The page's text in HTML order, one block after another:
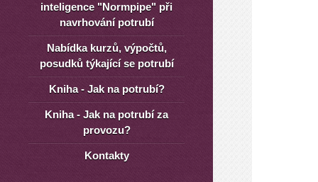
inteligence "Normpipe" při
navrhování potrubí
Nabídka kurzů, výpočtů,
posudků týkající se potrubí
Kniha - Jak na potrubí?
Kniha - Jak na potrubí za
provozu?
Kontakty